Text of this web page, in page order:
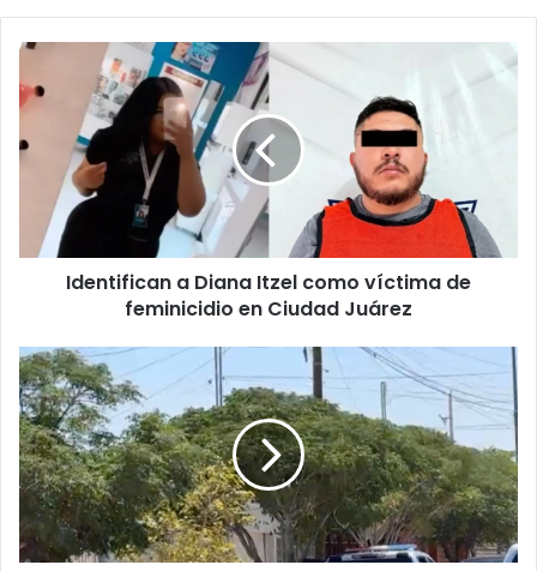
Identifican
Diana
como
víctima
feminicidio
en
CiudadIdentifican a Diana Itzel como víctima de
feminicidio en Ciudad Juárez
Asesinan
a
“El
Brujo”
dentro
de
su
casa